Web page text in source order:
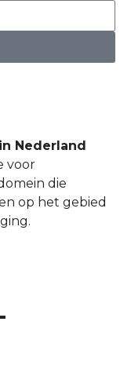
Nederland
voor
die
op het gebied